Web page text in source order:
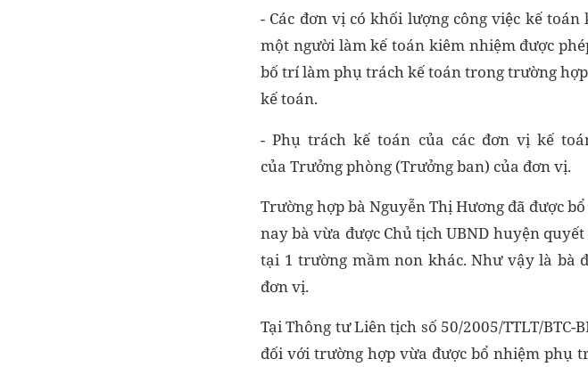
- Các đơn vị có khối lượng công việc kế
một người làm kế toán kiêm nhiệm được
bố trí làm phụ trách kế toán trong trường
kế toán.
- Phụ trách kế toán của các đơn vị kế
của Trưởng phòng (Trưởng ban) của đơn vị.
Trường hợp bà Nguyễn Thị Hương đã được
nay bà vừa được Chủ tịch UBND huyện
tại 1 trường mầm non khác. Như vậy là bà
đơn vị.
Tại Thông tư Liên tịch số 50/2005/TTLT/
đối với trường hợp vừa được bổ nhiệm phụ